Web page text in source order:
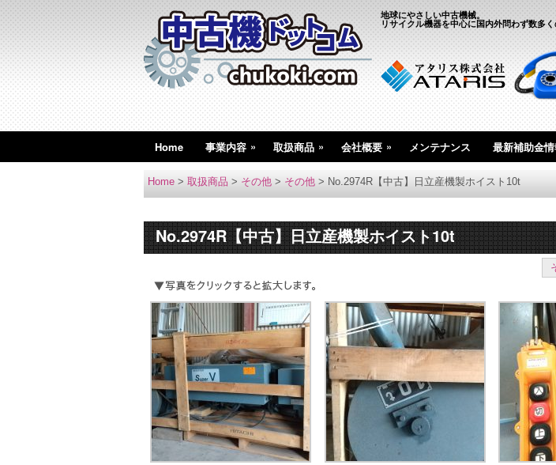
地球にやさしい中古機械。
リサイクル機器を中心に国内外問わず数多
Home 事業内容 » 取扱商品 » 会社概要 » メンテナンス 最新補助金
Home > 取扱商品 > その他 > その他 > No.2974R【中古】日立産機製ホイスト10t
No.2974R【中古】日立産機製ホイスト10t